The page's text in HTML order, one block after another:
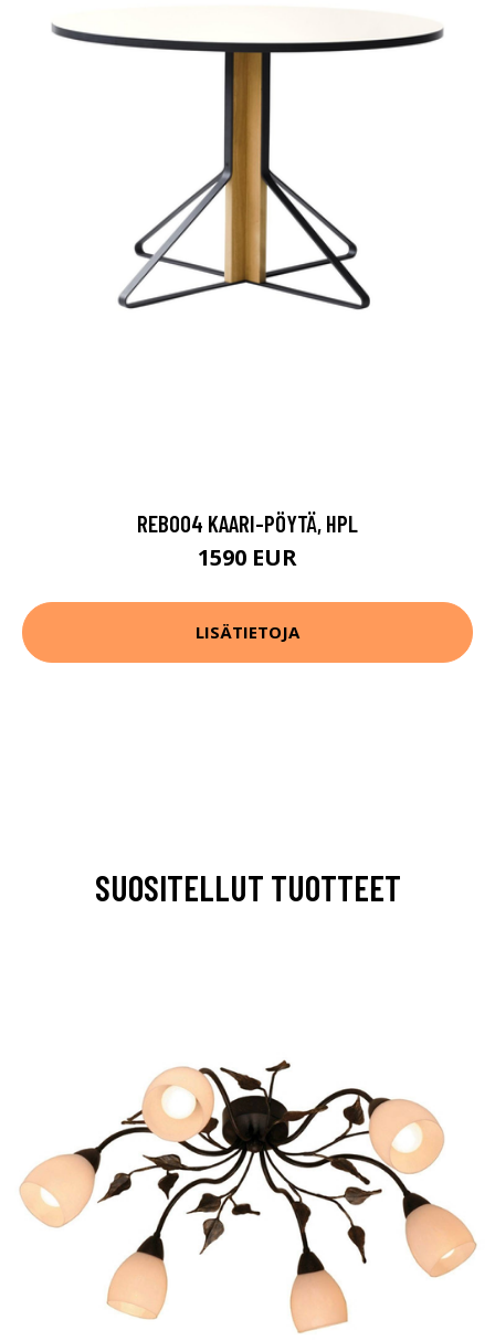
REB004 KAARI-PÖYTÄ, HPL
1590 EUR
LISÄTIETOJA
SUOSITELLUT TUOTTEET